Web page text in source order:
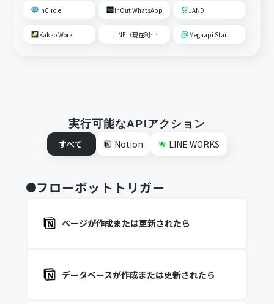
InCircle InOut WhatsApp JANDI
Kakao Work LINE（現在利用不可） Megaapi Start
実行可能なAPIアクション
すべて
Notion LINE WORKS
フローボットトリガー
ページが作成または更新されたら
データベースが作成または更新されたら